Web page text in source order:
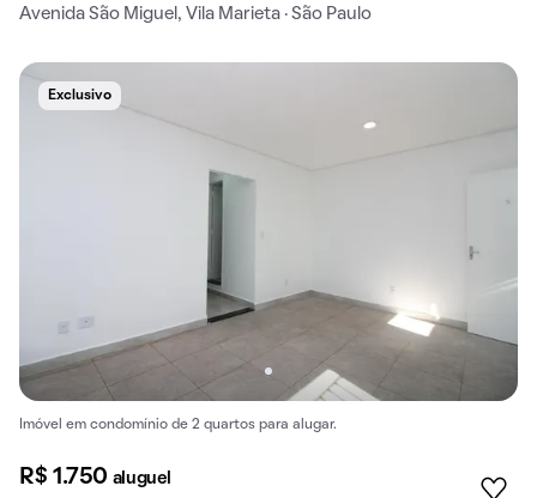
Avenida São Miguel, Vila Marieta · São Paulo
Exclusivo
Imóvel em condomínio de 2 quartos para alugar.
R$ 1.750 aluguel